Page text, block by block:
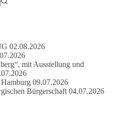
02.08.2026
mit Ausstellung und
09.07.2026
Bürgerschaft 04.07.2026